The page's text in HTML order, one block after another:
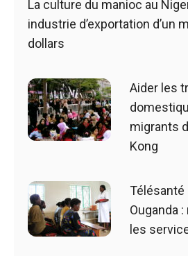
La culture du manioc au
industrie d’exportation d’un
dollars
Aider les
migrants
Kong
Télésanté
Ouganda
les